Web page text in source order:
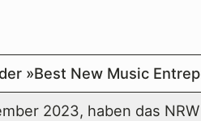
»Best New Music
2023, haben das